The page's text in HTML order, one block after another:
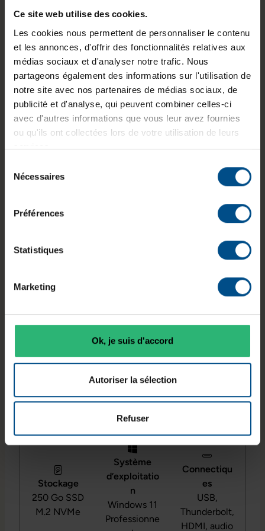
Ce site web utilise des cookies.
Les cookies nous permettent de personnaliser le contenu
et les annonces, d'offrir des fonctionnalités relatives aux
médias sociaux et d'analyser notre trafic. Nous
partageons également des informations sur l'utilisation de
notre site avec nos partenaires de médias sociaux, de
publicité et d'analyse, qui peuvent combiner celles-ci
avec d'autres informations que vous leur avez fournies
ou qu'ils ont collectées lors de votre utilisation de leurs
services.
Nécessaires
Préférences
Statistiques
Marketing
Ok, je suis d'accord
Autoriser la sélection
Refuser
Informations sur le produit
portable professionnel convertible conçu pour un
usage mobile et polyvalent. Il est équipé d’un
processeur Intel Core i7‑10810U, de 16 Go de
mémoire vive DDR4 et d’un stockage SSD M.2
pour la bureautique avancée et le multitâche. Son
écran tactile de 13,3 pouces en résolution Full HD
permet une utilisation en mode ordinateur
portable ou tablette. Ce modèle fonctionne sous
dans les environnements de travail modernes.
écran
Processeur
Intel Core
i7‑10810U
16 Go DDR4
Stockage
250 Go SSD
M.2 NVMe
Système
d’exploitatio
n
Windows 11
Professionne
Connectiqu
es
USB,
Thunderbolt,
HDMI, audio
GTIN/EAN :
Dimensions (L x l x H) :
193,9 x 303,7 x 16,1
mm
Poids : 1,21 kg